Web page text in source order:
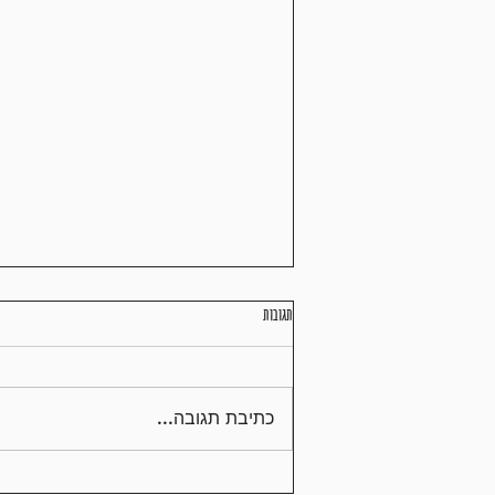
תזונה נכונה במרתון
תגובות
כתיבת תגובה...